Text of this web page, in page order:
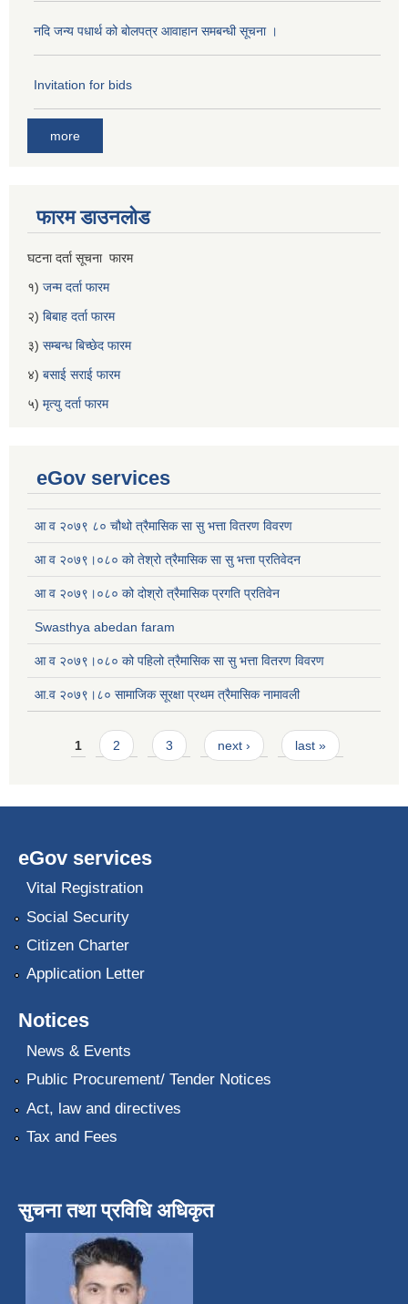
नदि जन्य पधार्थ को बोलपत्र आवाहान समबन्धी सूचना ।
Invitation for bids
more
फारम डाउनलोड
घटना दर्ता सूचना फारम
१) जन्म दर्ता फारम
२) बिबाह दर्ता फारम
३) सम्बन्ध बिच्छेद फारम
४) बसाई सराई फारम
५) मृत्यु दर्ता फारम
eGov services
आ व २०७९ ८० चौथो त्रैमासिक सा सु भत्ता वितरण विवरण
आ व २०७९।०८० को तेश्रो त्रैमासिक सा सु भत्ता प्रतिवेदन
आ व २०७९।०८० को दोश्रो त्रैमासिक प्रगति प्रतिवेन
Swasthya abedan faram
आ व २०७९।०८० को पहिलो त्रैमासिक सा सु भत्ता वितरण विवरण
आ.व २०७९।८० सामाजिक सूरक्षा प्रथम त्रैमासिक नामावली
Pages
1 2 3 next › last »
eGov services
Vital Registration
Social Security
Citizen Charter
Application Letter
Notices
News & Events
Public Procurement/ Tender Notices
Act, law and directives
Tax and Fees
सुचना तथा प्रविधि अधिकृत